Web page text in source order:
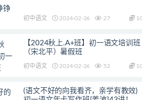
初中语文 2024-02-26 27
【2024秋上.A+班】初一语文培训班
（宋北平）暑假班
初中语文 2024-02-26 52
(语文不好的向我看齐，亲学有教效)